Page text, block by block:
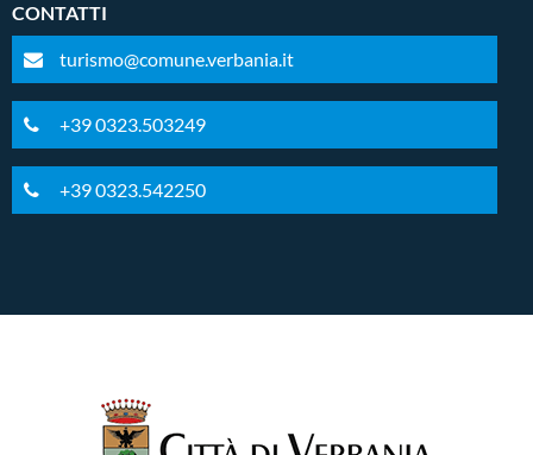
CONTATTI
turismo@comune.verbania.it
+39 0323.503249
+39 0323.542250